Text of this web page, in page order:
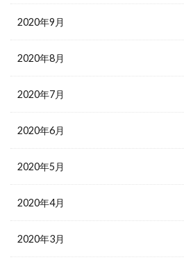
2020年9月
2020年8月
2020年7月
2020年6月
2020年5月
2020年4月
2020年3月